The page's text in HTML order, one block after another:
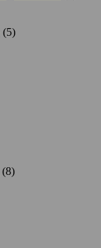
(5)
(8)